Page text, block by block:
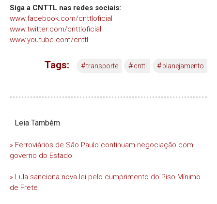
Siga a CNTTL nas redes sociais:
www.facebook.com/cnttloficial
www.twitter.com/cnttloficial
www.youtube.com/cnttl
Tags: #transporte #cnttl #planejamento
Leia Também
» Ferroviários de São Paulo continuam negociação com
governo do Estado
» Lula sanciona nova lei pelo cumprimento do Piso Mínimo
de Frete